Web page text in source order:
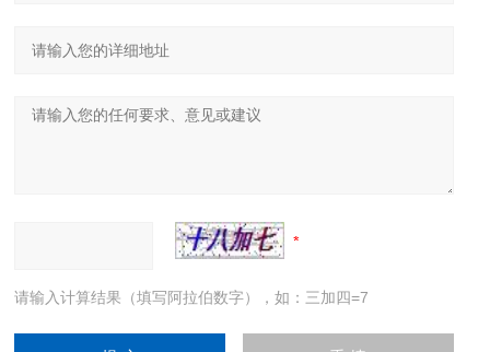
请输入计算结果（填写阿拉伯数字），如：三加四=7